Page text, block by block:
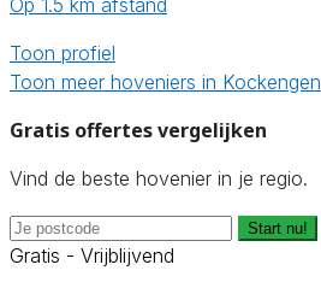
Op 1.5 km afstand
Toon profiel
Toon meer hoveniers in Kockengen
Gratis offertes vergelijken
Vind de beste hovenier in je regio.
Start nu!
Gratis - Vrijblijvend